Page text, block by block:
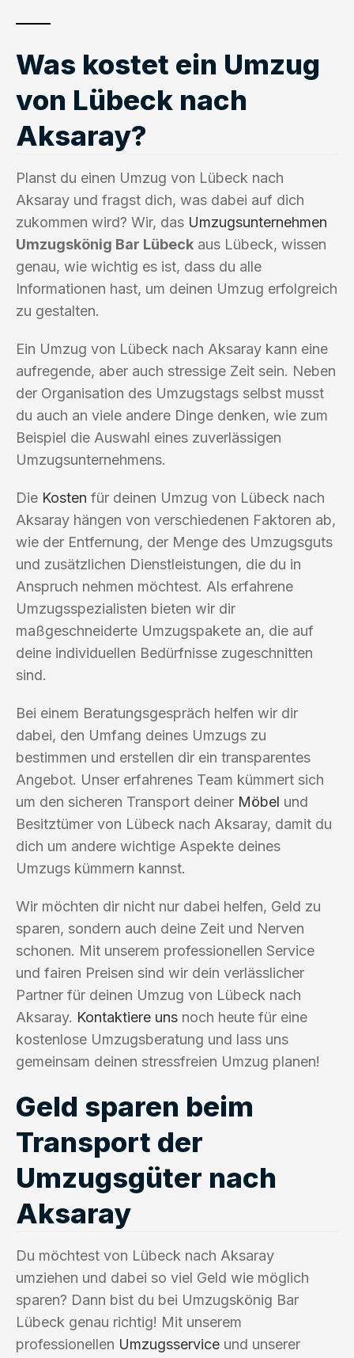
Was kostet ein Umzug
von Lübeck nach
Aksaray?
Planst du einen Umzug von Lübeck nach
Aksaray und fragst dich, was dabei auf dich
zukommen wird? Wir, das Umzugsunternehmen
Umzugskönig Bar Lübeck aus Lübeck, wissen
genau, wie wichtig es ist, dass du alle
Informationen hast, um deinen Umzug erfolgreich
zu gestalten.
Ein Umzug von Lübeck nach Aksaray kann eine
aufregende, aber auch stressige Zeit sein. Neben
der Organisation des Umzugstags selbst musst
du auch an viele andere Dinge denken, wie zum
Beispiel die Auswahl eines zuverlässigen
Umzugsunternehmens.
Die Kosten für deinen Umzug von Lübeck nach
Aksaray hängen von verschiedenen Faktoren ab,
wie der Entfernung, der Menge des Umzugsguts
und zusätzlichen Dienstleistungen, die du in
Anspruch nehmen möchtest. Als erfahrene
Umzugsspezialisten bieten wir dir
maßgeschneiderte Umzugspakete an, die auf
deine individuellen Bedürfnisse zugeschnitten
sind.
Bei einem Beratungsgespräch helfen wir dir
dabei, den Umfang deines Umzugs zu
bestimmen und erstellen dir ein transparentes
Angebot. Unser erfahrenes Team kümmert sich
um den sicheren Transport deiner Möbel und
Besitztümer von Lübeck nach Aksaray, damit du
dich um andere wichtige Aspekte deines
Umzugs kümmern kannst.
Wir möchten dir nicht nur dabei helfen, Geld zu
sparen, sondern auch deine Zeit und Nerven
schonen. Mit unserem professionellen Service
und fairen Preisen sind wir dein verlässlicher
Partner für deinen Umzug von Lübeck nach
Aksaray. Kontaktiere uns noch heute für eine
kostenlose Umzugsberatung und lass uns
gemeinsam deinen stressfreien Umzug planen!
Geld sparen beim
Transport der
Umzugsgüter nach
Aksaray
Du möchtest von Lübeck nach Aksaray
umziehen und dabei so viel Geld wie möglich
sparen? Dann bist du bei Umzugskönig Bar
Lübeck genau richtig! Mit unserem
professionellen Umzugsservice und unserer